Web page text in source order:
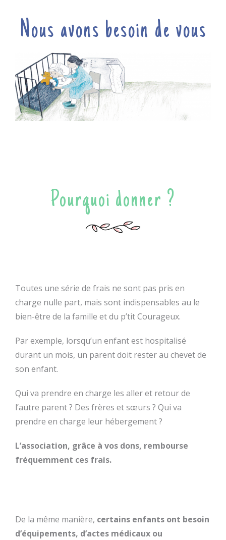
Nous avons besoin de vous
Pourquoi donner ?
Toutes une série de frais ne sont pas pris en
charge nulle part, mais sont indispensables au le
bien-être de la famille et du p’tit Courageux.
Par exemple, lorsqu’un enfant est hospitalisé
durant un mois, un parent doit rester au chevet de
son enfant.
Qui va prendre en charge les aller et retour de
l’autre parent ? Des frères et sœurs ? Qui va
prendre en charge leur hébergement ?
L’association, grâce à vos dons, rembourse
fréquemment ces frais.
De la même manière, certains enfants ont besoin
d’équipements, d’actes médicaux ou